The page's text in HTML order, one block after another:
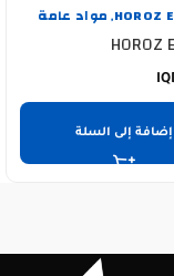
HOROZ
, مواد عامة
HOROZ
إضافة إلى السلة